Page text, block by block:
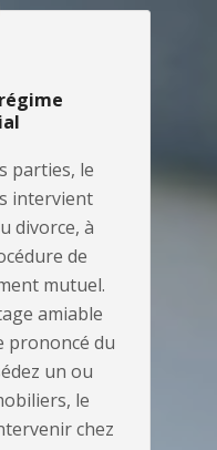
parties, le
intervient
divorce, à
de
mutuel.
amiable
prononcé du
un ou
le
chez